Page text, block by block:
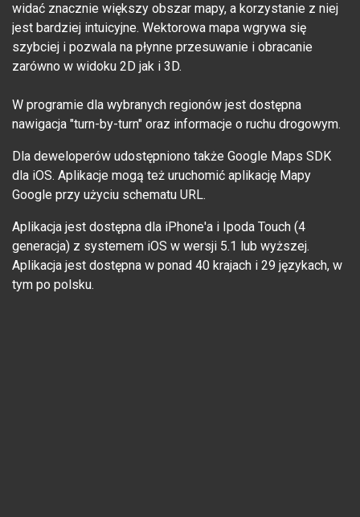
widać znacznie większy obszar mapy, a korzystanie z niej
jest bardziej intuicyjne. Wektorowa mapa wgrywa się
szybciej i pozwala na płynne przesuwanie i obracanie
zarówno w widoku 2D jak i 3D.
W programie dla wybranych regionów jest dostępna
nawigacja "turn-by-turn" oraz informacje o ruchu drogowym.
Dla deweloperów udostępniono także Google Maps SDK
dla iOS. Aplikacje mogą też uruchomić aplikację Mapy
Google przy użyciu schematu URL.
Aplikacja jest dostępna dla iPhone'a i Ipoda Touch (4
generacja) z systemem iOS w wersji 5.1 lub wyższej.
Aplikacja jest dostępna w ponad 40 krajach i 29 językach, w
tym po polsku.